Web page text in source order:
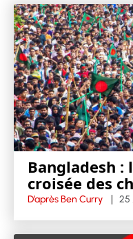
Bangladesh
croisée des
D’après Ben Curry 25